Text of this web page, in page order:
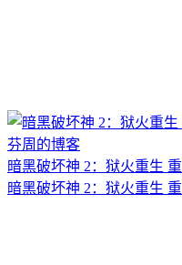
暗黑破坏神 2：狱火重生
暗黑破坏神 2：狱火重生